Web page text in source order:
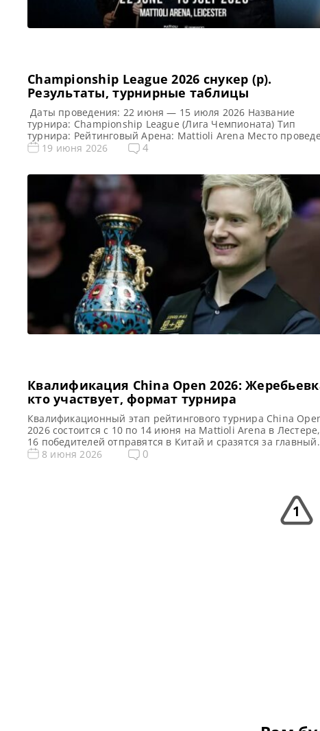
Championship League 2026 снукер (р).
Результаты, турнирные таблицы
Даты проведения: 22 июня — 15 июля 2026 Название
турнира: Championship League (Лига Чемпионата) Тип
турнира: Рейтинговый Арена: Mattioli Arena Место
(населенный пункт, город, страна): Лестер, Англия
Подробный формат Championship League Турнир разделен
три этапа, при этом […]
19 июня 2026 4
Квалификация China Open 2026:
кто участвует, формат турнира
Квалификационный этап рейтингового турнира China
2026 состоится с 10 по 14 июня на Mattioli Arena в
16 победителей отправятся в Китай и сразятся за главный
призовой фонд в размере 250 000 фунтов стерлингов,
8 июня 2026 0
1